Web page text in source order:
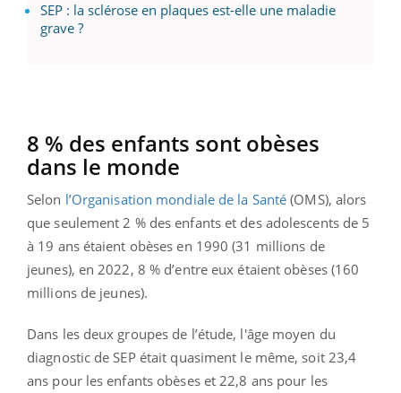
SEP : la sclérose en plaques est-elle une maladie
grave ?
8 % des enfants sont obèses
dans le monde
Selon l’Organisation mondiale de la Santé (OMS), alors
que seulement 2 % des enfants et des adolescents de 5
à 19 ans étaient obèses en 1990 (31 millions de
jeunes), en 2022, 8 % d’entre eux étaient obèses (160
millions de jeunes).
Dans les deux groupes de l’étude, l'âge moyen du
diagnostic de SEP était quasiment le même, soit 23,4
ans pour les enfants obèses et 22,8 ans pour les